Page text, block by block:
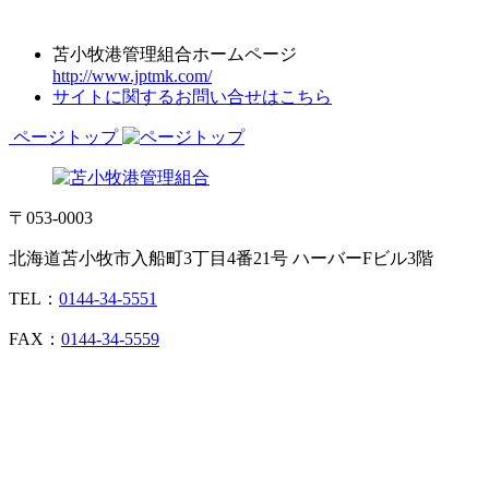
苫小牧港管理組合ホームページ
http://www.jptmk.com/
サイトに関するお問い合せはこちら
ページトップ
〒053-0003
北海道苫小牧市入船町3丁目4番21号 ハーバーFビル3階
TEL： 0144-34-5551
FAX： 0144-34-5559